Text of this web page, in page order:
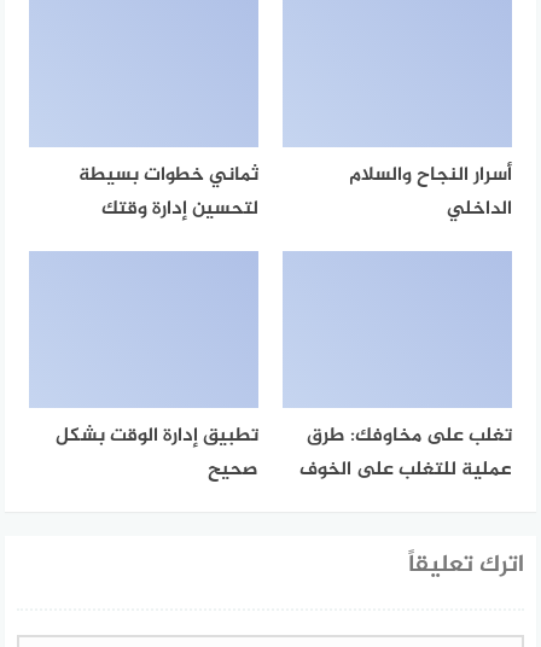
أسرار النجاح والسلام
الداخلي
ثماني خطوات بسيطة
لتحسين إدارة وقتك
تغلب على مخاوفك: طرق
عملية للتغلب على الخوف
تطبيق إدارة الوقت بشكل
صحيح
اترك تعليقاً